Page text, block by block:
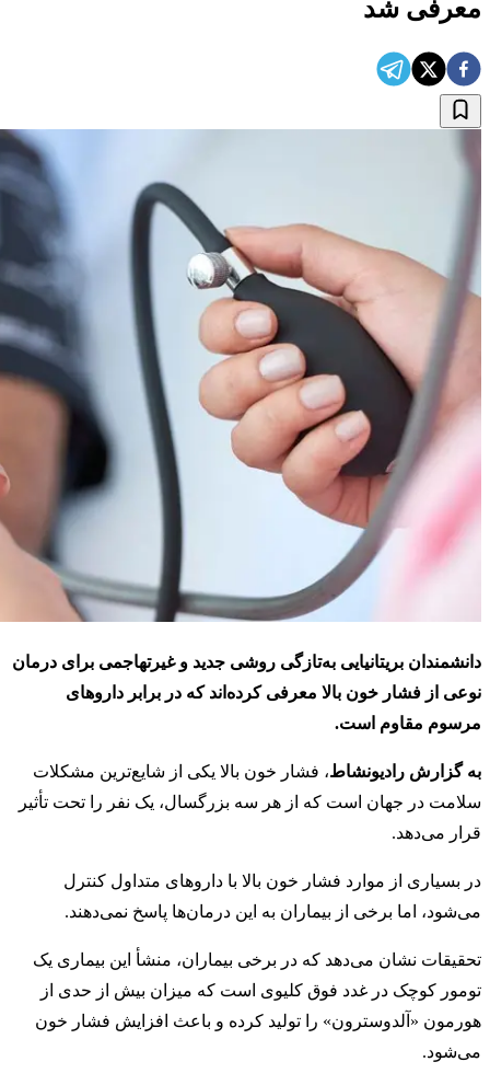
معرفی شد
دانشمندان بریتانیایی به‌تازگی روشی جدید و غیرتهاجمی برای درمان
نوعی از فشار خون بالا معرفی کرده‌اند که در برابر داروهای
مرسوم مقاوم است.
به گزارش رادیونشاط، فشار خون بالا یکی از شایع‌ترین مشکلات
سلامت در جهان است که از هر سه بزرگسال، یک نفر را تحت تأثیر
قرار می‌دهد.
در بسیاری از موارد فشار خون بالا با داروهای متداول کنترل
می‌شود، اما برخی از بیماران به این درمان‌ها پاسخ نمی‌دهند.
تحقیقات نشان می‌دهد که در برخی بیماران، منشأ این بیماری یک
تومور کوچک در غدد فوق کلیوی است که میزان بیش ‌از حدی از
هورمون «آلدوسترون» را تولید کرده و باعث افزایش فشار خون
می‌شود.